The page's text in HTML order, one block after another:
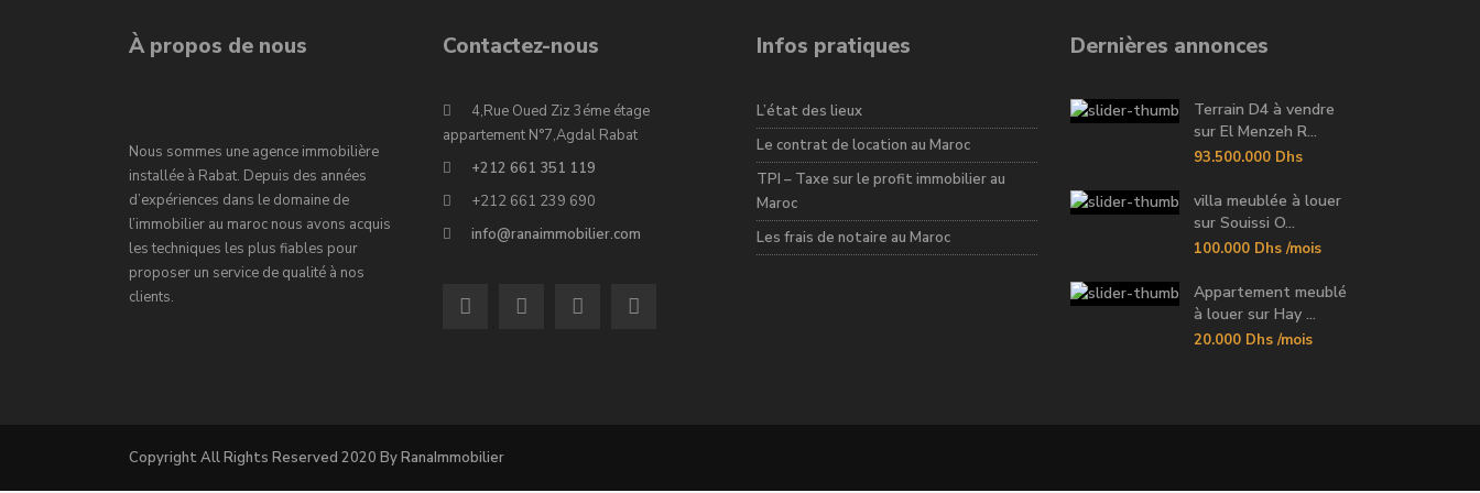
À propos de nous
Nous sommes une agence immobilière
installée à Rabat. Depuis des années
d’expériences dans le domaine de
l’immobilier au maroc nous avons acquis
les techniques les plus fiables pour
proposer un service de qualité à nos
clients.
Contactez-nous
4,Rue Oued Ziz 3éme étage
appartement N°7,Agdal Rabat
+212 661 351 119
+212 661 239 690
info@ranaimmobilier.com
Infos pratiques
L’état des lieux
Le contrat de location au Maroc
TPI – Taxe sur le profit immobilier au
Maroc
Les frais de notaire au Maroc
Dernières annonces
Terrain D4 à vendre
sur El Menzeh R...
93.500.000 Dhs
villa meublée à louer
sur Souissi O...
100.000 Dhs /mois
Appartement meublé
à louer sur Hay ...
20.000 Dhs /mois
Copyright All Rights Reserved 2020 By RanaImmobilier